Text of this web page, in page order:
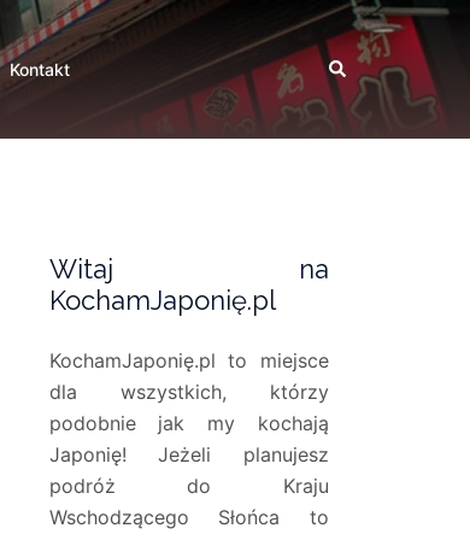
Kontakt Search
Witaj na
KochamJaponię.pl
KochamJaponię.pl to miejsce
dla wszystkich, którzy
podobnie jak my kochają
Japonię! Jeżeli planujesz
podróż do Kraju
Wschodzącego Słońca to